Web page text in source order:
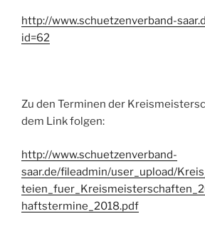
http://www.schuetzenverband-
id=62
Zu den Terminen der
dem Link folgen:
http://www.schuetzenverband-
saar.de/fileadmin/user_upload/
haftstermine_2018.pdf